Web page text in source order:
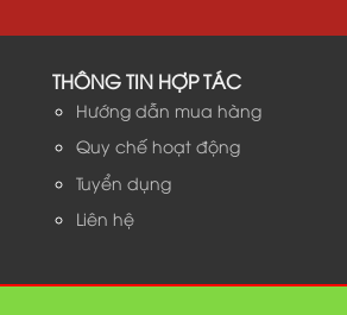
THÔNG TIN HỢP TÁC
Hướng dẫn mua hàng
Quy chế hoạt động
Tuyển dụng
Liên hệ